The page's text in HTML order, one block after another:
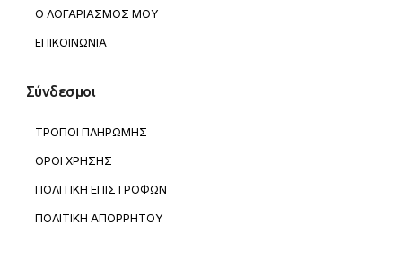
Ο ΛΟΓΑΡΙΑΣΜΟΣ ΜΟΥ
ΕΠΙΚΟΙΝΩΝΙΑ
Σύνδεσμοι
ΤΡΟΠΟΙ ΠΛΗΡΩΜΗΣ
ΟΡΟΙ ΧΡΗΣΗΣ
ΠΟΛΙΤΙΚΗ ΕΠΙΣΤΡΟΦΩΝ
ΠΟΛΙΤΙΚΗ ΑΠΟΡΡΗΤΟΥ